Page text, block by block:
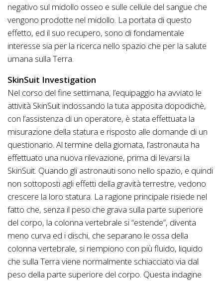
negativo sul midollo osseo e sulle cellule del sangue che
vengono prodotte nel midollo. La portata di questo
effetto, ed il suo recupero, sono di fondamentale
interesse sia per la ricerca nello spazio che per la salute
umana sulla Terra.
SkinSuit Investigation
Nel corso del fine settimana, l’equipaggio ha avviato le
attività SkinSuit indossando la tuta apposita dopodichè,
con l’assistenza di un operatore, è stata effettuata la
misurazione della statura e risposto alle domande di un
questionario. Al termine della giornata, l’astronauta ha
effettuato una nuova rilevazione, prima di levarsi la
SkinSuit. Quando gli astronauti sono nello spazio, e quindi
non sottoposti agli effetti della gravità terrestre, vedono
crescere la loro statura. La ragione principale risiede nel
fatto che, senza il peso che grava sulla parte superiore
del corpo, la colonna vertebrale si “estende”, diventa
meno curva ed i dischi, che separano le ossa della
colonna vertebrale, si riempiono con più fluido, liquido
che sulla Terra viene normalmente schiacciato via dal
peso della parte superiore del corpo. Questa indagine